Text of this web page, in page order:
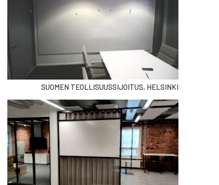
SUOMEN TEOLLISUUSSIJOITUS, HELSINKI